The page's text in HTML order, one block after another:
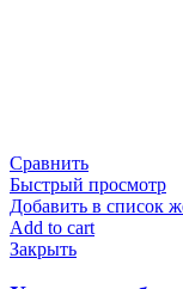
Сравнить
Быстрый просмотр
Добавить в список
Add to cart
Закрыть